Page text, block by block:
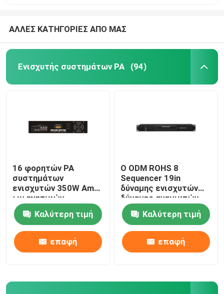
ΑΛΛΕΣ ΚΑΤΗΓΟΡΙΕΣ ΑΠΟ ΜΑΣ
Ενισχυτής συστημάτων PA (94)
16 φορητών PA
συστημάτων
ενισχυτών 350W Ampli
ωμ ηχητικών
συστημάτων δύναμης
Καλύτερη τιμή
επαφή
Ο ODM ROHS 8
Sequencer 19in
δύναμης ενισχυτών
δύναμης αναμικτών
καναλιών PA ράφι
τοποθετείΚαλύτερη τιμή
επαφή